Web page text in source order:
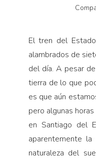
El tren del
alambrados de
del día. A pesar
tierra de lo que
es que aún
pero algunas
en Santiago del
aparentemente
naturaleza del